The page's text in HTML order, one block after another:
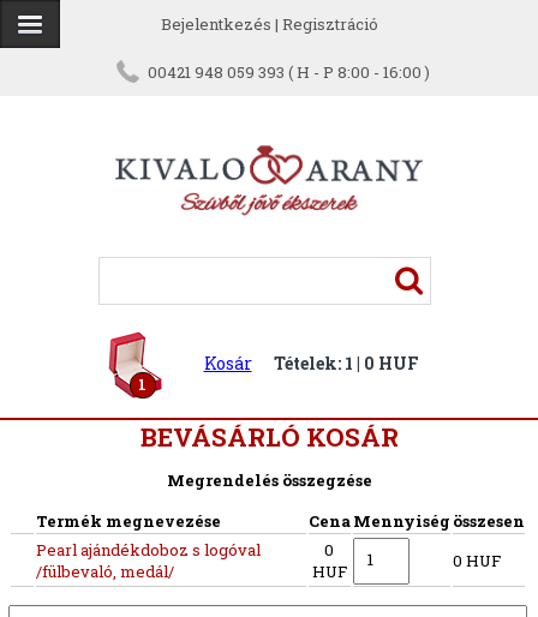
Bejelentkezés | Regisztráció
00421 948 059 393 ( H - P 8:00 - 16:00 )
1
Kosár Tételek: 1 | 0 HUF
BEVÁSÁRLÓ KOSÁR
Megrendelés összegzése
Termék megnevezése
CenaMennyiség összesen
Pearl ajándékdoboz s logóval
/fülbevaló, medál/
0
HUF
0 HUF